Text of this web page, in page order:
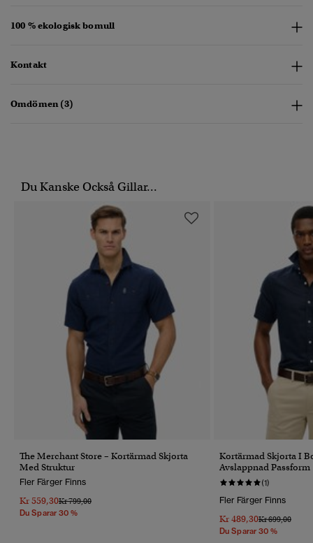
100 % ekologisk bomull
Kontakt
Omdömen (3)
Du Kanske Också Gillar...
The Merchant Store – Kortärmad Skjorta
Med Struktur
Fler Färger Finns
Kr 559,30Pris Reducerat Från
Kr 799,00Till
Du Sparar 30 %
Kortärmad Skjorta I
Avslappnad Passform
(1)
Fler Färger Finns
Kr 489,30Pris Reducerat
Kr 699,00Till
Du Sparar 30 %